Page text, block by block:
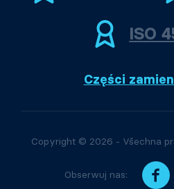
ISO
Części
Copyright © 2026 - Všechna
Obserwuj nas: